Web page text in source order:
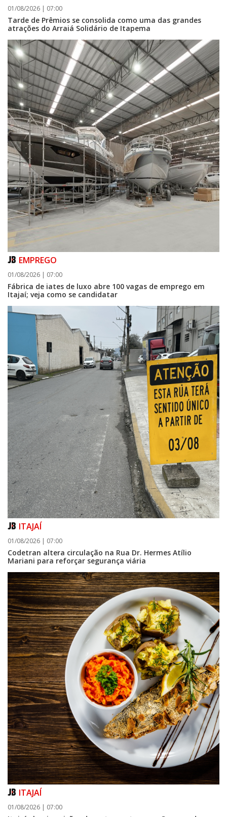
07/08/2026 | 07:00
Itapema se destaca no IDEB e conquista melhor resultado da região
01/08/2026 | 07:00
Tarde de Prêmios se consolida como uma das grandes
atrações do Arraiá Solidário de Itapema
EMPREGO
01/08/2026 | 07:00
Fábrica de iates de luxo abre 100 vagas de emprego em
Itajaí; veja como se candidatar
ITAJAÍ
01/08/2026 | 07:00
Codetran altera circulação na Rua Dr. Hermes Atílio
Mariani para reforçar segurança viária
ITAJAÍ
01/08/2026 | 07:00